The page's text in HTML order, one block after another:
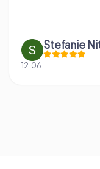
Stefanie
12.06.